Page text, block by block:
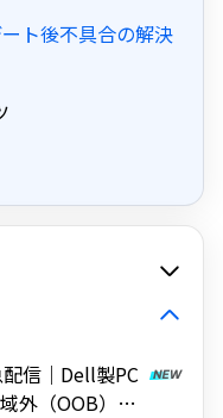
ト後不具合の解決
信｜Dell製PC
外（OOB）ア